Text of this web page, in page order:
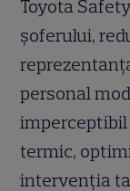
Toyota
șoferului,
personal
imperceptibil
termic,
intervenția